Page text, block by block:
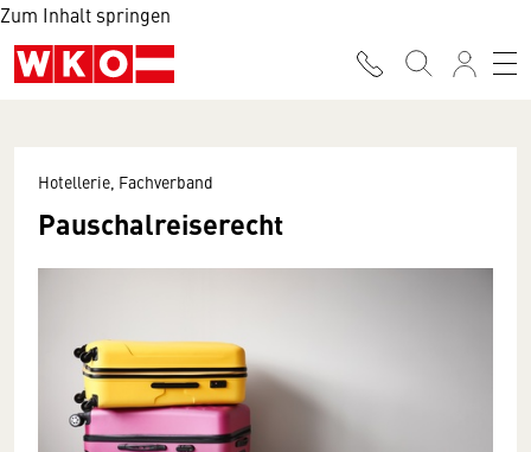
Zum Inhalt springen
Hotellerie, Fachverband
Pauschalreiserecht